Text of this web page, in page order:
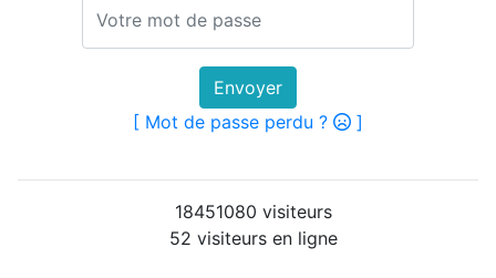
Envoyer
[ Mot de passe perdu ?
]
18451080 visiteurs
52 visiteurs en ligne